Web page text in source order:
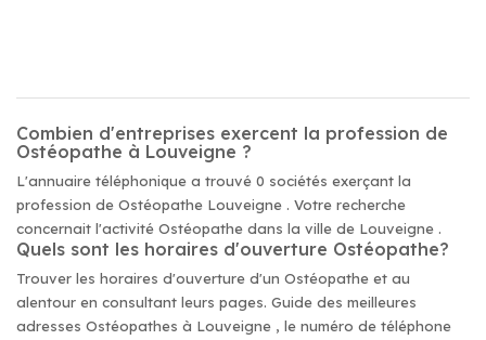
Combien d'entreprises exercent la profession de
Ostéopathe à Louveigne ?
L'annuaire téléphonique a trouvé 0 sociétés exerçant la
profession de Ostéopathe Louveigne . Votre recherche
concernait l'activité Ostéopathe dans la ville de Louveigne .
Quels sont les horaires d'ouverture Ostéopathe?
Trouver les horaires d'ouverture d'un Ostéopathe et au
alentour en consultant leurs pages. Guide des meilleures
adresses Ostéopathes à Louveigne , le numéro de téléphone